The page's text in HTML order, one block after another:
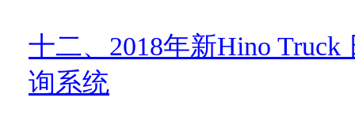
十二、 2018年新Hino Truck
询系统